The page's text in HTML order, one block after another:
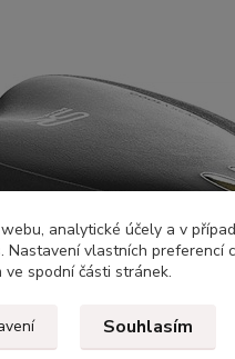
analytické účely a v
Nastavení vlastních preferencí
ve spodní části stránek.
Souhlasím